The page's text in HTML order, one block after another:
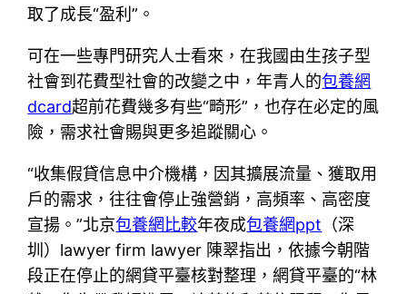
取了成長“盈利”。
可在一些專門研究人士看來，在我國由生孩子型
社會到花費型社會的改變之中，年青人的包養網
dcard超前花費幾多有些“畸形”，也存在必定的風
險，需求社會賜與更多追蹤關心。
“收集假貸信息中介機構，因其擴展流量、獲取用
戶的需求，往往會停止強營銷，高頻率、高密度
宣揚。”北京包養網比較年夜成包養網ppt （深
圳）lawyer firm lawyer 陳翠指出，依據今朝階
段正在停止的網貸平臺核對整理，網貸平臺的“林